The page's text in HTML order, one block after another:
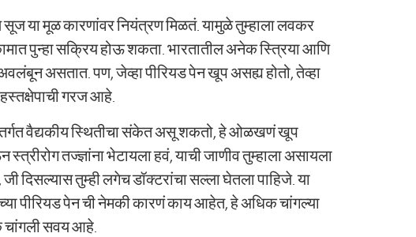
सूज या मूळ कारणांवर नियंत्रण मिळतं. यामुळे तुम्हाला लवकर
पुन्हा सक्रिय होऊ शकता. भारतातील अनेक स्त्रिया आणि
असतात. पण, जेव्हा पीरियड पेन खूप असह्य होतो, तेव्हा
गरज आहे.
अंतर्गत वैद्यकीय स्थितीचा संकेत असू शकतो, हे ओळखणं खूप
तज्ज्ञांना भेटायला हवं, याची जाणीव तुम्हाला असायला
दिसल्यास तुम्ही लगेच डॉक्टरांचा सल्ला घेतला पाहिजे. या
पीरियड पेन ची नेमकी कारणं काय आहेत, हे अधिक चांगल्या
चांगली सवय आहे.